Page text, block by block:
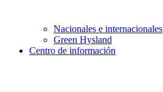
Nacionales e internacionales
Green Hysland
Centro de información